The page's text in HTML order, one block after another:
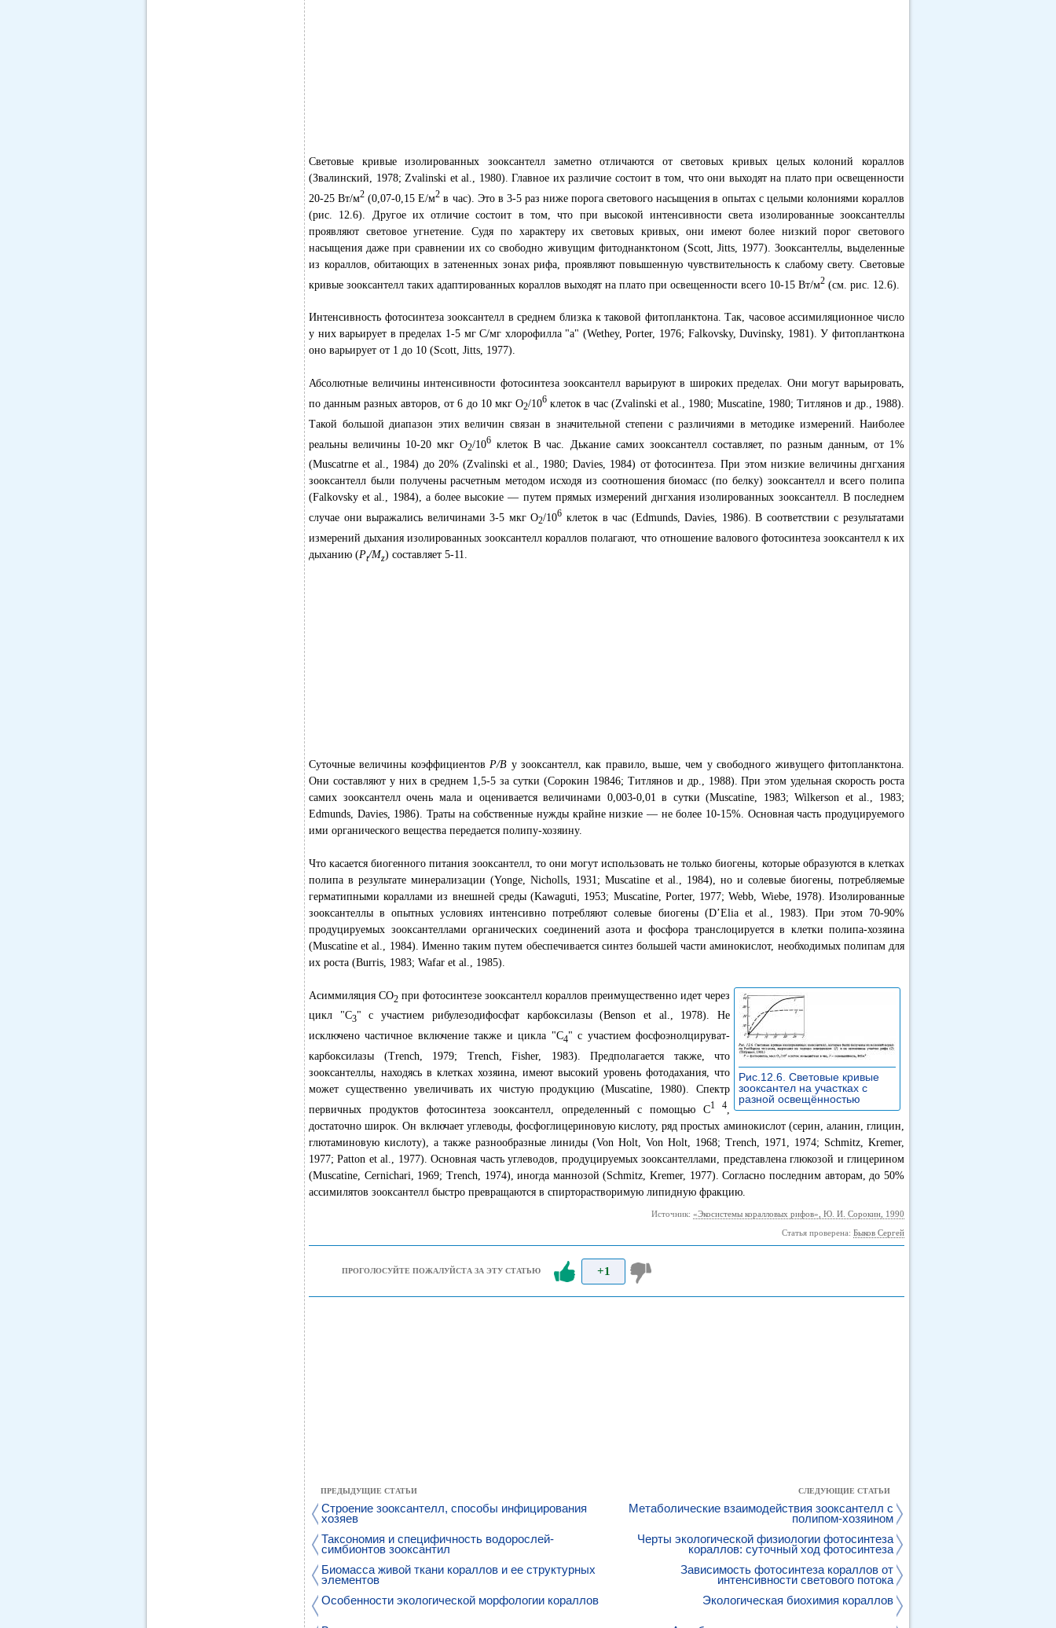
Световые кривые изолированных зооксантелл заметно отличаются от световых кривых целых колоний кораллов
(Звалинский, 1978; Zvalinski et al., 1980). Главное их различие состоит в том, что они выходят на плато при освещенности
20-25 Вт/м2 (0,07-0,15 Е/м2 в час). Это в 3-5 раз ниже порога светового насыщения в опытах с целыми колониями кораллов
(рис. 12.6). Другое их отличие состоит в том, что при высокой интенсивности света изолированные зооксантеллы
проявляют световое угнетение. Судя по характеру их световых кривых, они имеют более низкий порог светового
насыщения даже при сравнении их со свободно живущим фитоднанктоном (Scott, Jitts, 1977). Зооксантеллы, выделенные
из кораллов, обитающих в затененных зонах рифа, проявляют повышенную чувствительность к слабому свету. Световые
кривые зооксантелл таких адаптированных кораллов выходят на плато при освещенности всего 10-15 Вт/м2 (см. рис. 12.6).
Интенсивность фотосинтеза зооксантелл в среднем близка к таковой фитопланктона. Так, часовое ассимиляционное число
у них варьирует в пределах 1-5 мг С/мг хлорофилла "а" (Wethey, Porter, 1976; Falkovsky, Duvinsky, 1981). У фитопланткона
оно варьирует от 1 до 10 (Scott, Jitts, 1977).
Абсолютные величины интенсивности фотосинтеза зооксантелл варьируют в широких пределах. Они могут варьировать,
по данным разных авторов, от 6 до 10 мкг О2/106клеток в час (Zvalinski et al., 1980; Muscatine, 1980; Титлянов и др., 1988).
Такой большой диапазон этих величин связан в значительной степени с различиями в методике измерений. Наиболее
реальны величины 10-20 мкг О2/106 клеток В час. Дькание самих зооксантелл составляет, по разным данным, от 1%
(Muscatrne et al., 1984) до 20% (Zvalinski et al., 1980; Davies, 1984) от фотосинтеза. При этом низкие величины днгхания
зооксантелл были получены расчетным методом исходя из соотношения биомасс (по белку) зооксантелл и всего полипа
(Falkovsky et al., 1984), а более высокие — путем прямых измерений днгхания изолированных зооксантелл. В последнем
случае они выражались величинами 3-5 мкг О2/106 клеток в час (Edmunds, Davies, 1986). В соответствии с результатами
измерений дыхания изолированных зооксантелл кораллов полагают, что отношение валового фотосинтеза зооксантелл к их
дыханию (Рt/Мz) составляет 5-11.
Суточные величины коэффициентов Р/В у зооксантелл, как правило, выше, чем у свободного живущего фитопланктона.
Они составляют у них в среднем 1,5-5 за сутки (Сорокин 19846; Титлянов и др., 1988). При этом удельная скорость роста
самих зооксантелл очень мала и оценивается величинами 0,003-0,01 в сутки (Muscatine, 1983; Wilkerson et al., 1983;
Edmunds, Davies, 1986). Траты на собственные нужды крайне низкие — не более 10-15%. Основная часть продуцируемого
ими органического вещества передается полипу-хозяину.
Что касается биогенного питания зооксантелл, то они могут использовать не только биогены, которые образуются в клетках
полипа в результате минерализации (Yonge, Nicholls, 1931; Muscatine et al., 1984), но и солевые биогены, потребляемые
герматипными кораллами из внешней среды (Kawaguti, 1953; Muscatine, Porter, 1977; Webb, Wiebe, 1978). Изолированные
зооксантеллы в опытных условиях интенсивно потребляют солевые биогены (D’Elia et al., 1983). При этом 70-90%
продуцируемых зооксантеллами органических соединений азота и фосфора транслоцируется в клетки полипа-хозяина
(Muscatine et al., 1984). Именно таким путем обеспечивается синтез большей части аминокислот, необходимых полипам для
их роста (Burris, 1983; Wafar et al., 1985).
Рис.12.6. Световые кривые
зооксантел на участках с
разной освещённостью
Асиммиляция СО2 при фотосинтезе зооксантелл кораллов преимущественно идет через
цикл "С3" с участием рибулезодифосфат карбоксилазы (Benson et al., 1978). Не
исключено частичное включение также и цикла "С4" с участием фосфоэнолцируват-
карбоксилазы (Trench, 1979; Trench, Fisher, 1983). Предполагается также, что
зооксантеллы, находясь в клетках хозяина, имеют высокий уровень фотодахания, что
может существенно увеличивать их чистую продукцию (Muscatine, 1980). Спектр
первичных продуктов фотосинтеза зооксантелл, определенный с помощью С1 4
достаточно широк. Он включает углеводы, фосфоглицериновую кислоту, ряд простых аминокислот (серин, аланин, глицин,
глютаминовую кислоту), а также разнообразные линиды (Von Holt, Von Holt, 1968; Trench, 1971, 1974; Schmitz, Kremer,
1977; Patton et al., 1977). Основная часть углеводов, продуцируемых зооксантеллами, представлена глюкозой и глицерином
(Muscatine, Cernichari, 1969; Trench, 1974), иногда маннозой (Schmitz, Kremer, 1977). Согласно последним авторам, до 50%
ассимилятов зооксантелл быстро превращаются в спирторастворимую липидную фракцию.
Источник: «Экосистемы коралловых рифов», Ю. И. Сорокин, 1990
Статья проверена: Быков Сергей
ПРОГОЛОСУЙТЕ ПОЖАЛУЙСТА ЗА ЭТУ СТАТЬЮ +1
ПРЕДЫДУЩИЕ СТАТЬИ
Строение зооксантелл, способы инфицирования
хозяев
Таксономия и специфичность водорослей-
симбионтов зооксантил
Биомасса живой ткани кораллов и ее структурных
элементов
Особенности экологической морфологии кораллов
СЛЕДУЮЩИЕ СТАТЬИ
Метаболические взаимодействия зооксантелл с
полипом-хозяином
Черты экологической физиологии фотосинтеза
кораллов: суточный ход фотосинтеза
Зависимость фотосинтеза кораллов от
интенсивности светового потока
Экологическая биохимия кораллов